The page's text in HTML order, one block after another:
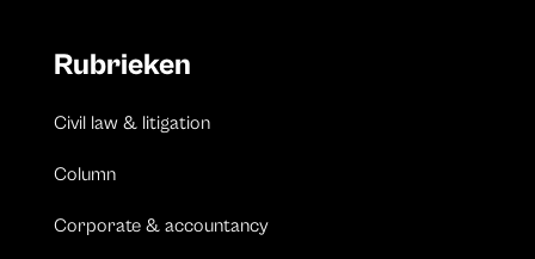
Rubrieken
Civil law & litigation
Column
Corporate & accountancy